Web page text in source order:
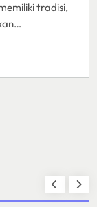
tradisi,